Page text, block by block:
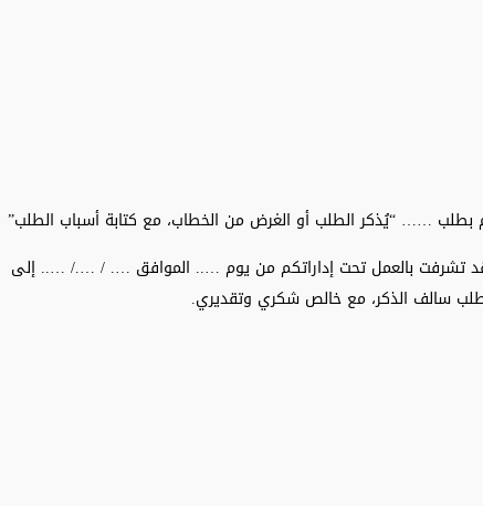
بطلب …… “يُذكر الطلب أو الغرض من الخطاب، مع كتابة أسباب الطلب”
بالعمل تحت إداراتكم من يوم ….. الموافق …. / …./ ….. إلى
سالف الذكر، مع خالص شكري وتقديري.